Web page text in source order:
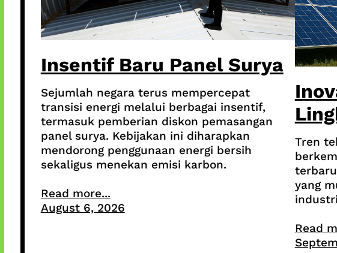
Insentif Baru Panel Surya
Sejumlah negara terus mempercepat
transisi energi melalui berbagai insentif,
termasuk pemberian diskon pemasangan
panel surya. Kebijakan ini diharapkan
mendorong penggunaan energi bersih
sekaligus menekan emisi karbon.
Read more...
August 6, 2026
Tren
yang
Read